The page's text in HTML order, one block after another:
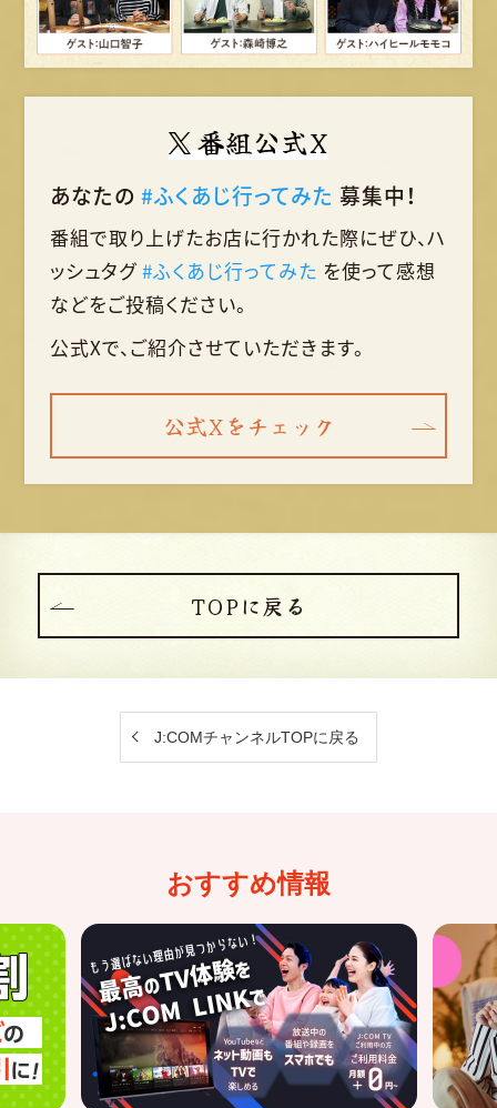
番組公式X
あなたの #ふくあじ行ってみた 募集中！
番組で取り上げたお店に行かれた際にぜひ、ハ
ッシュタグ #ふくあじ行ってみた を使って感想
などをご投稿ください。
公式Xで、ご紹介させていただきます。
公式Xをチェック
TOPに戻る
J:COMチャンネルTOPに戻る
おすすめ情報